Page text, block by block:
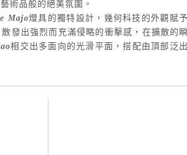
術品般的絕美氛圍。
Majo燈具的獨特設計，幾何科技的外觀賦
發出強烈而充滿侵略的衝擊感，在擴散的
相交出多面向的光滑平面，搭配由頂部泛